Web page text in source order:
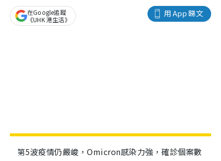
用 App 睇文
在Google追蹤
《UHK 港生活》
第5波疫情仍嚴峻，Omicron感染力強，確診個案數